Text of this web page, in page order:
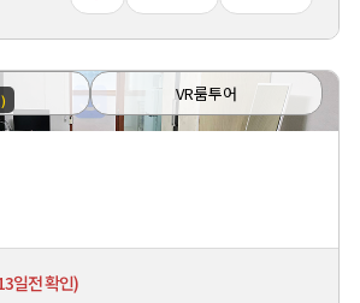
VR룸투어
일전 확인)